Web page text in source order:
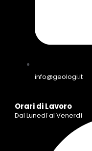
info@geologi.it
Orari di Lavoro
Dal Lunedì al Venerdì